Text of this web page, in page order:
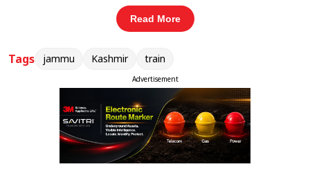
सरकार का उद्देश्य देश के हर कोने को आधुनिक रेल नेटवर्क
से जोड़ना है। उन्होंने इसे “नए भारत की तेज रफ्तार का
प्रतीक” बताते हुए कहा कि यह परियोजना क्षेत्र के समग्र
विकास में अहम भूमिका निभाएगी। इस सेवा के शुरू होने से
जम्मू-कश्मीर में आर्थिक गतिविधियों को गति मिलेगी और
पर्यटन क्षेत्र को नई ऊंचाइयां मिलेंगी। कुल मिलाकर, यह पहल
न केवल इंफ्रास्ट्रक्चर विकास का प्रतीक है, बल्कि यह क्षेत्र की
जनता के लिए एक नई उम्मीद भी लेकर आई है।
Read More
Tags jammu Kashmir train
Advertisement